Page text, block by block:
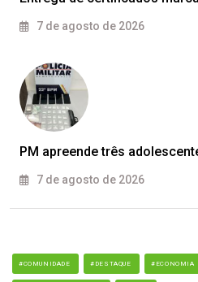
7 de agosto de 2026
PM apreende três
7 de agosto de 2026
#COMUNIDADE #DESTAQUE #ECONOMIA